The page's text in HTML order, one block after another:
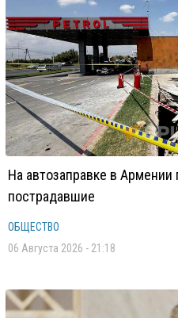
На автозаправке в
пострадавшие
ОБЩЕСТВО
06 Августа 2026 - 21:18